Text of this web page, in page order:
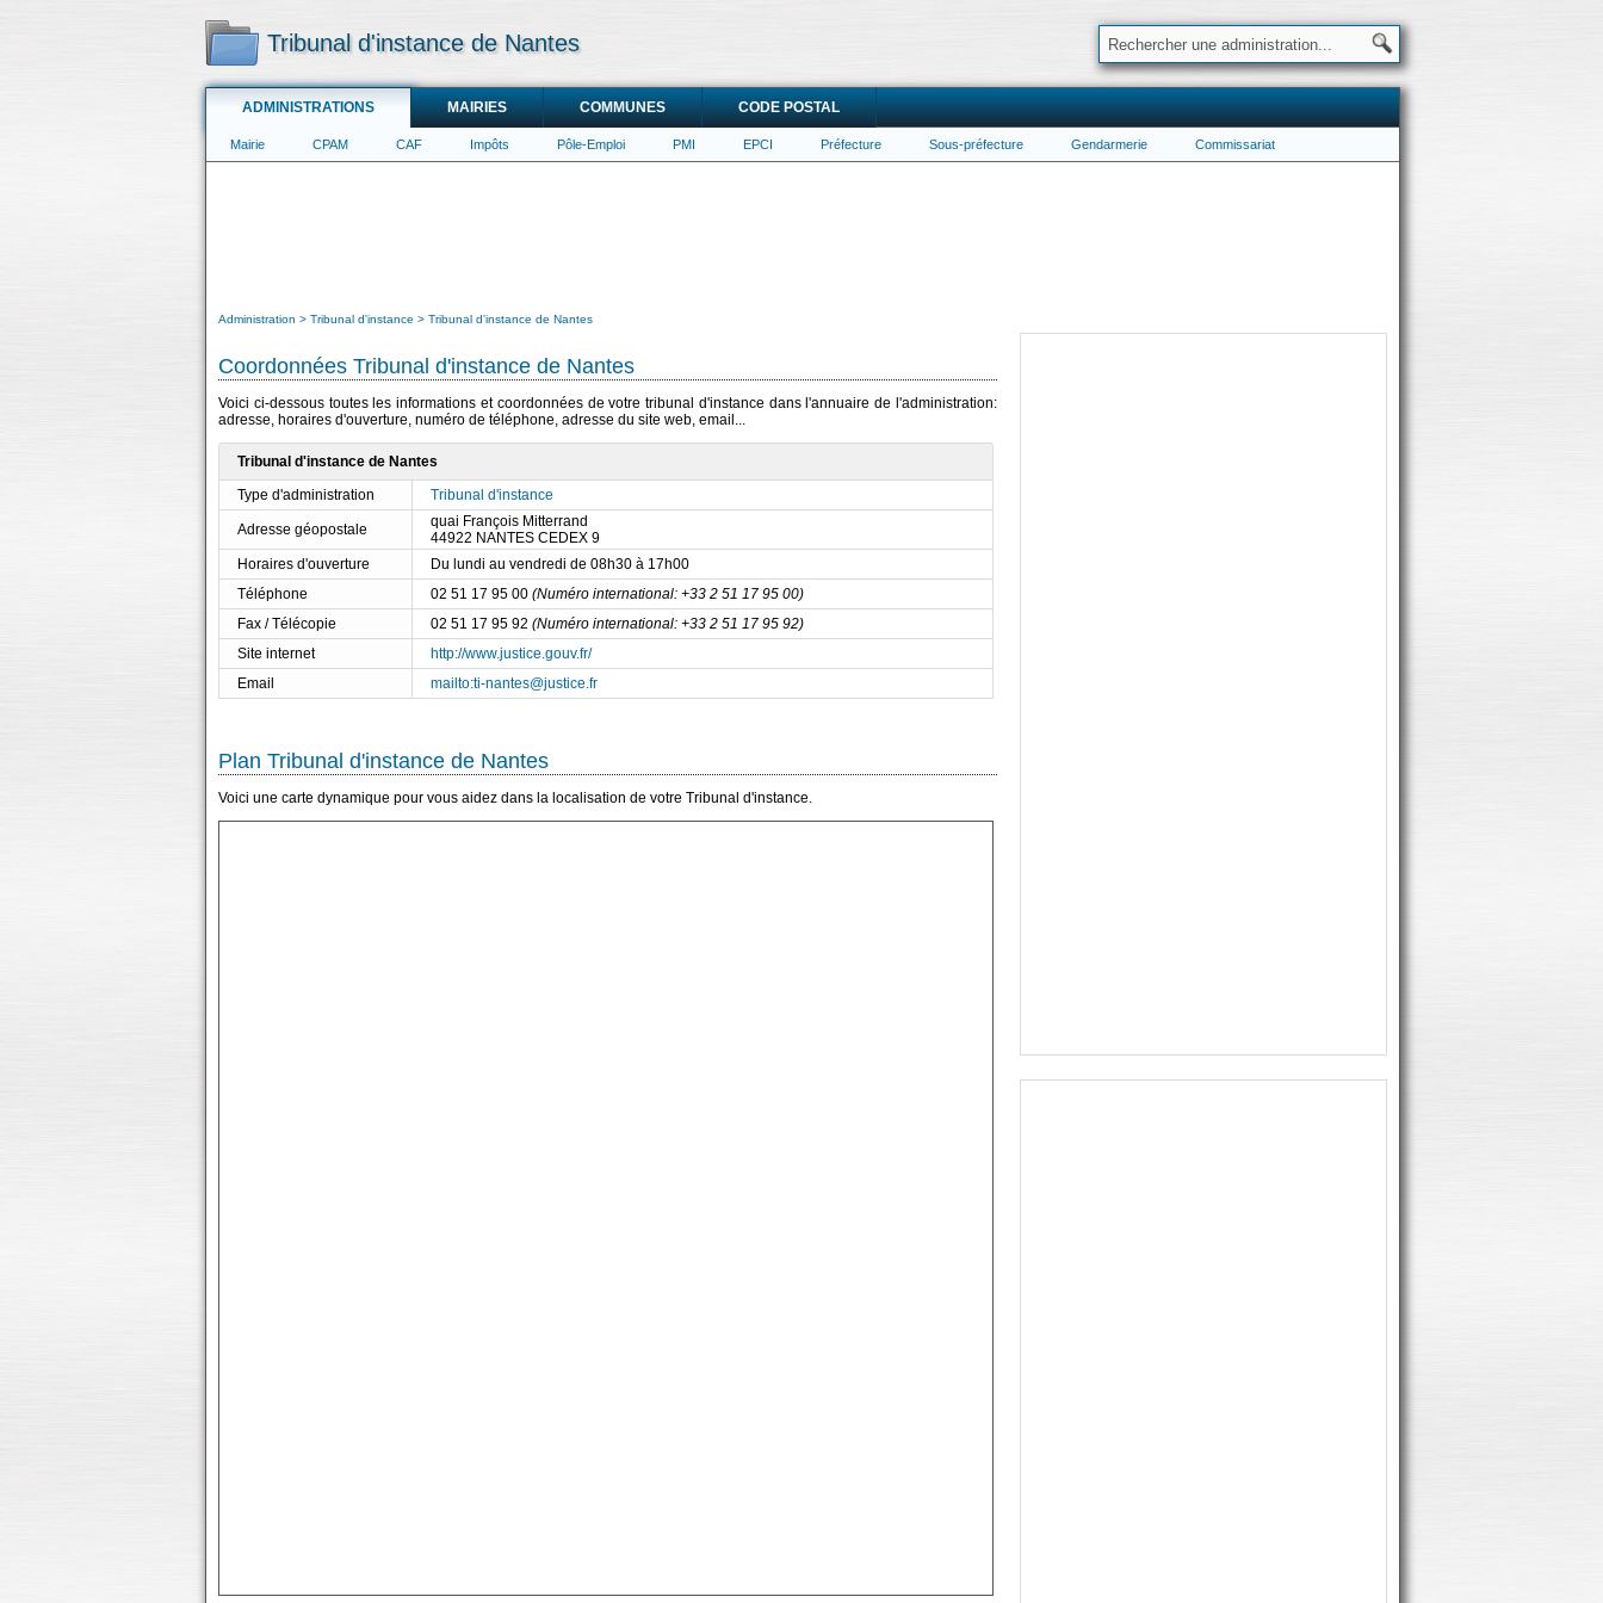
Tribunal d'instance de Nantes
ADMINISTRATIONS MAIRIES COMMUNES CODE POSTAL
Mairie CPAM CAF Impôts Pôle-Emploi PMI EPCI Préfecture Sous-préfecture Gendarmerie Commissariat
Administration Tribunal d'instance Tribunal d'instance de Nantes
Coordonnées Tribunal d'instance de Nantes
Voici ci-dessous toutes les informations et coordonnées de votre tribunal d'instance dans l'annuaire de l'administration:
adresse, horaires d'ouverture, numéro de téléphone, adresse du site web, email...
Tribunal d'instance de Nantes
Type d'administration
Tribunal d'instance
Adresse géopostale
quai François Mitterrand
44922 NANTES CEDEX 9
Horaires d'ouverture
Du lundi au vendredi de 08h30 à 17h00
Téléphone
02 51 17 95 00 (Numéro international: +33 2 51 17 95 00)
Fax / Télécopie
02 51 17 95 92 (Numéro international: +33 2 51 17 95 92)
Site internet
http://www.justice.gouv.fr/
Email
mailto:ti-nantes@justice.fr
Plan Tribunal d'instance de Nantes
Voici une carte dynamique pour vous aidez dans la localisation de votre Tribunal d'instance.